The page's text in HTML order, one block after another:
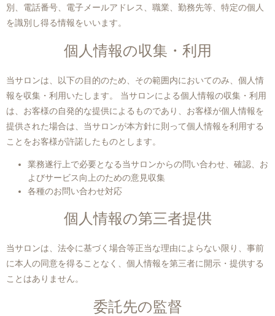
別、電話番号、電子メールアドレス、職業、勤務先等、特定の個人
を識別し得る情報をいいます。
個人情報の収集・利用
当サロンは、以下の目的のため、その範囲内においてのみ、個人情
報を収集・利用いたします。 当サロンによる個人情報の収集・利用
は、お客様の自発的な提供によるものであり、お客様が個人情報を
提供された場合は、当サロンが本方針に則って個人情報を利用する
ことをお客様が許諾したものとします。
業務遂行上で必要となる当サロンからの問い合わせ、確認、お
よびサービス向上のための意見収集
各種のお問い合わせ対応
個人情報の第三者提供
当サロンは、法令に基づく場合等正当な理由によらない限り、事前
に本人の同意を得ることなく、個人情報を第三者に開示・提供する
ことはありません。
委託先の監督